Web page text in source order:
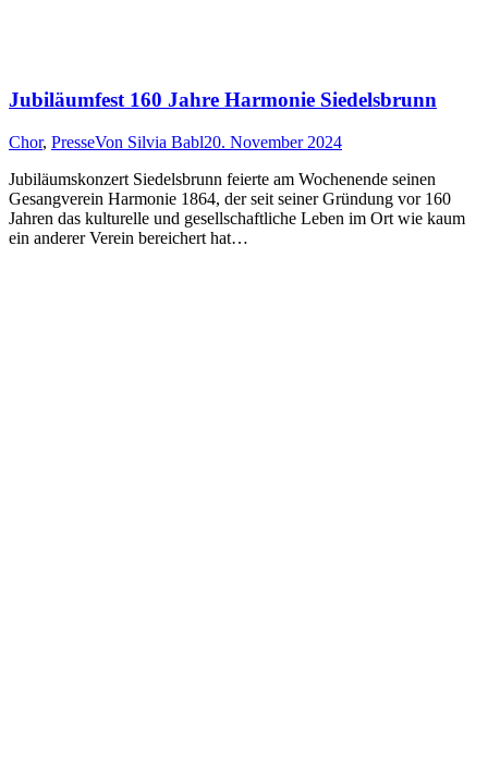
Jubiläumfest 160 Jahre Harmonie Siedelsbrunn
Chor, PresseVon Silvia Babl20. November 2024
Jubiläumskonzert Siedelsbrunn feierte am Wochenende seinen
Gesangverein Harmonie 1864, der seit seiner Gründung vor 160
Jahren das kulturelle und gesellschaftliche Leben im Ort wie kaum
ein anderer Verein bereichert hat…